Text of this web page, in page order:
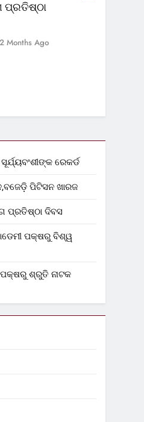
ପ୍ରତିଷ୍ଠା
2 Months Ago
ରେକର୍ଡ
ପିଟିସନ ଖାରଜ
ପ୍ରତିଷ୍ଠା ଦିବସ
ପକ୍ଷରୁ ବିଶ୍ୱ
ପକ୍ଷରୁ ଶ୍ରୁତି ନାଟକ